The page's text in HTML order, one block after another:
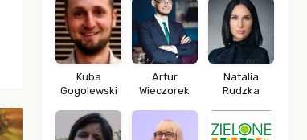
Kuba
Gogolewski
Artur
Wieczorek
Natalia
Rudzka